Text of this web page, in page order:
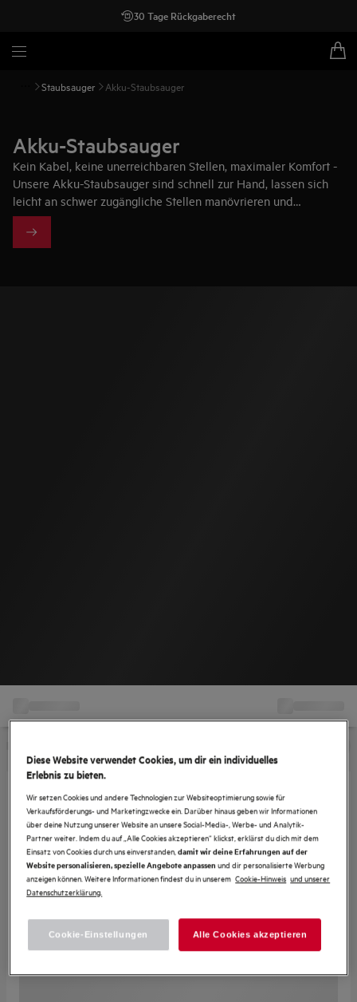
30 Tage Rückgaberecht
Staubsauger Akku-Staubsauger
Akku-Staubsauger
Kein Kabel, keine unerreichbaren Stellen, maximaler Komfort -
Unsere Akku-Staubsauger sind schnell zur Hand, lassen sich
leicht an schwer zugängliche Stellen manövrieren und
überzeugen dabei mit besten Ergebnissen.
Diese Website verwendet Cookies, um dir ein individuelles
Erlebnis zu bieten.
Wir setzen Cookies und andere Technologien zur Websiteoptimierung sowie für
Verkaufsförderungs- und Marketingzwecke ein. Darüber hinaus geben wir Informationen
über deine Nutzung unserer Website an unsere Social-Media-, Werbe- und Analytik-
Partner weiter. Indem du auf „Alle Cookies akzeptieren“ klickst, erklärst du dich mit dem
Einsatz von Cookies durch uns einverstanden,damit wir deine Erfahrungen auf der
Website personalisieren, spezielle Angebote anpassen und dir personalisierte Werbung
anzeigen können. Weitere Informationen findest du in unserem Cookie-Hinweis und unserer
Datenschutzerklärung.
Cookie-Einstellungen Alle Cookies akzeptieren